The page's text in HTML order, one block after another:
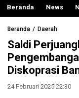
Beranda News
Beranda Daerah
Saldi
Diskoprasi
24 Februari 2025 22:30